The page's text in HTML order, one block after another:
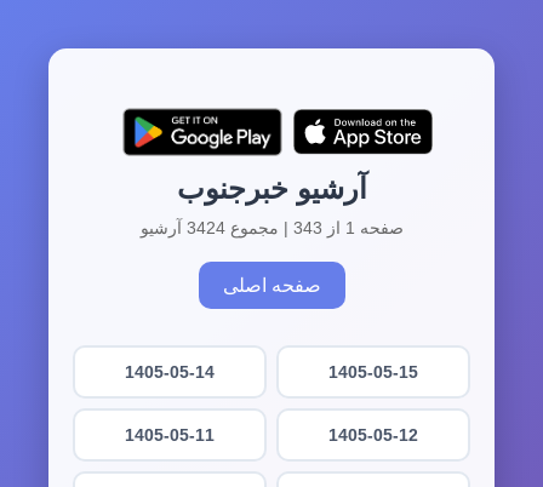
آرشیو خبرجنوب
صفحه 1 از 343 | مجموع 3424 آرشیو
صفحه اصلی
1405-05-15
1405-05-14
1405-05-12
1405-05-11